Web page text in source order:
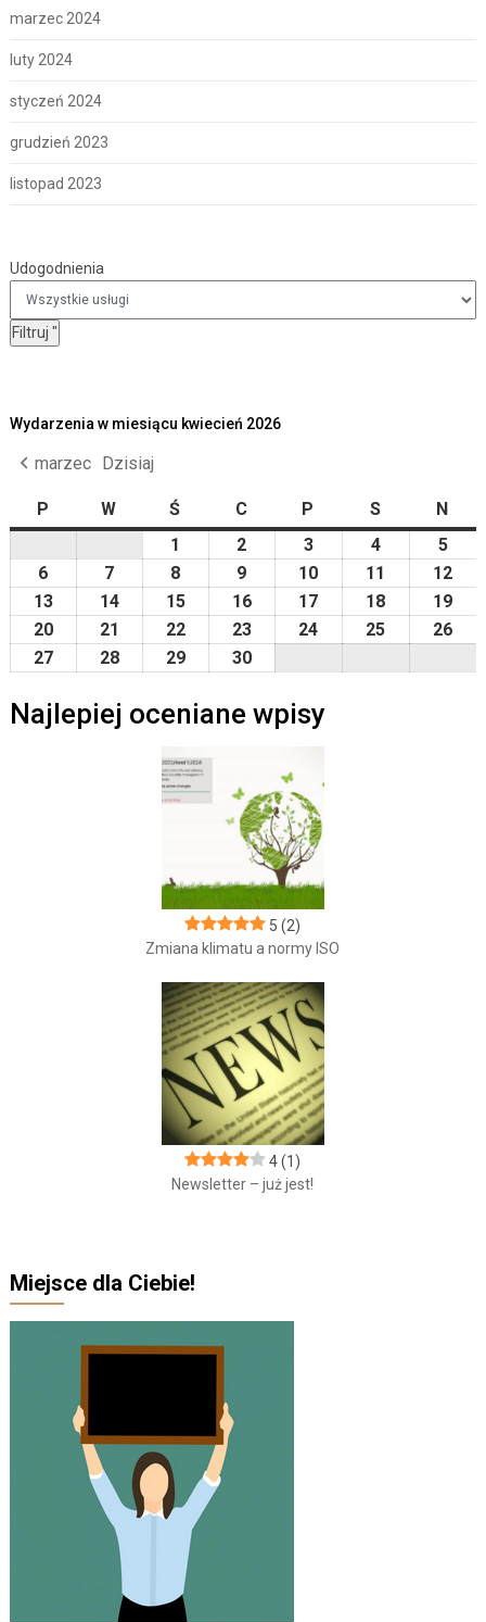
marzec 2024
luty 2024
styczeń 2024
grudzień 2023
listopad 2023
Udogodnienia
Filtruj Udogodnienia
"
Wydarzenia w miesiącu kwiecień 2026
marzec Dzisiaj
P poniedziałek
W wtorekŚ Cczwartek
P Ssobota N
1
01
2
02
32026-
04-
03
42026-
04-
04
5
04-
05
6
04-
06
7
04-
07
8
04-
08
9
04-
09
10 11 12
132026-
04-
13
142026-
14
152026-
04-
15
162026-
04-
16
17 18 19
202026-
04-
21
04-
222026-
04-
232026-
04-
24 25 26
272026-
27
282026-
28
292026-
29
302026-
30
Najlepiej oceniane wpisy
5 (2)
Zmiana klimatu a normy ISO
4 (1)
Newsletter – już jest!
Miejsce dla Ciebie!